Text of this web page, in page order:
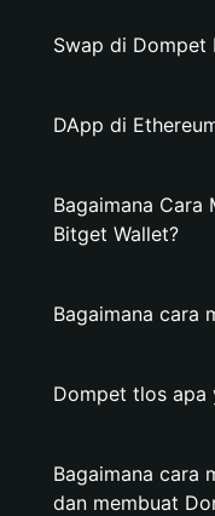
Swap di Dompet
DApp di
Bagaimana
Bitget Wallet?
Bagaimana cara
Dompet tlos apa
Bagaimana cara
dan membuat